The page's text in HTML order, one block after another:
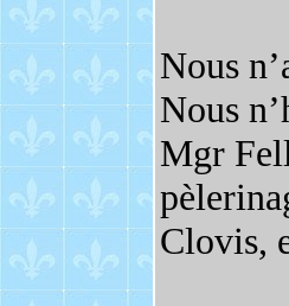
Nous
Nous
Mgr
Clovis,